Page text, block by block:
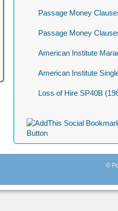
Passage Money
Passage Money
American Institute
American Institute
Loss of Hire SP40B
©